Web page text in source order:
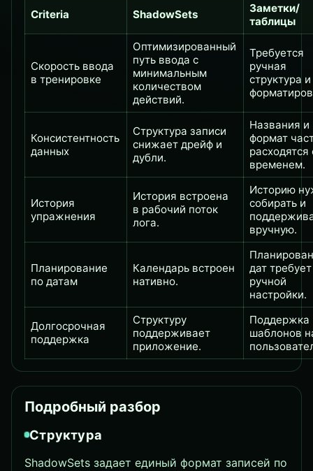
Criteria ShadowSets
Заметки/
таблицы
Скорость ввода
в тренировке
Оптимизированный
путь ввода с
минимальным
количеством
действий.
Требуется
ручная
структура и
Консистентность
данных
Структура записи
снижает дрейф и
дубли.
Названия и
формат
расходятся
временем.
История
упражнения
История встроена
в рабочий поток
лога.
Историю
собирать и
вручную.
Планирование
по датам
Календарь встроен
нативно.
дат требует
ручной
настройки.
Долгосрочная
поддержка
Структуру
поддерживает
приложение.
Поддержка
шаблонов
Подробный разбор
Структура
ShadowSets задает единый формат записей по